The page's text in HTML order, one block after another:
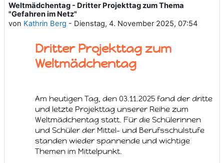
Weltmädchentag - Dritter Projekttag zum Thema
"Gefahren im Netz"
von Kathrin Berg - Dienstag, 4. November 2025, 07:54
Anzahl Antworten: 0
Dritter Projekttag zum
Weltmädchentag
Am heutigen Tag, den 03.11.2025 fand der dritte
und letzte Projekttag unserer Reihe zum
Weltmädchentag statt. Für die Schülerinnen
und Schüler der Mittel- und Berufsschulstufe
standen wieder spannende und wichtige
Themen im Mittelpunkt.